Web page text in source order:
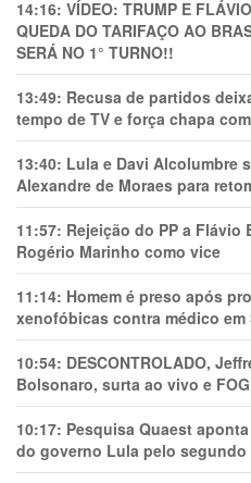
14:16: VÍDEO: TRUMP E
QUEDA DO TARIFAÇO AO
SERÁ NO 1° TURNO!!
13:49: Recusa de partidos
tempo de TV e força chapa
13:40: Lula e Davi Alcolumbre
Alexandre de Moraes para
11:57: Rejeição do PP a
Rogério Marinho como vice
11:14: Homem é preso após
xenofóbicas contra médico em
10:54: DESCONTROLADO,
Bolsonaro, surta ao vivo e
10:17: Pesquisa Quaest
do governo Lula pelo segundo